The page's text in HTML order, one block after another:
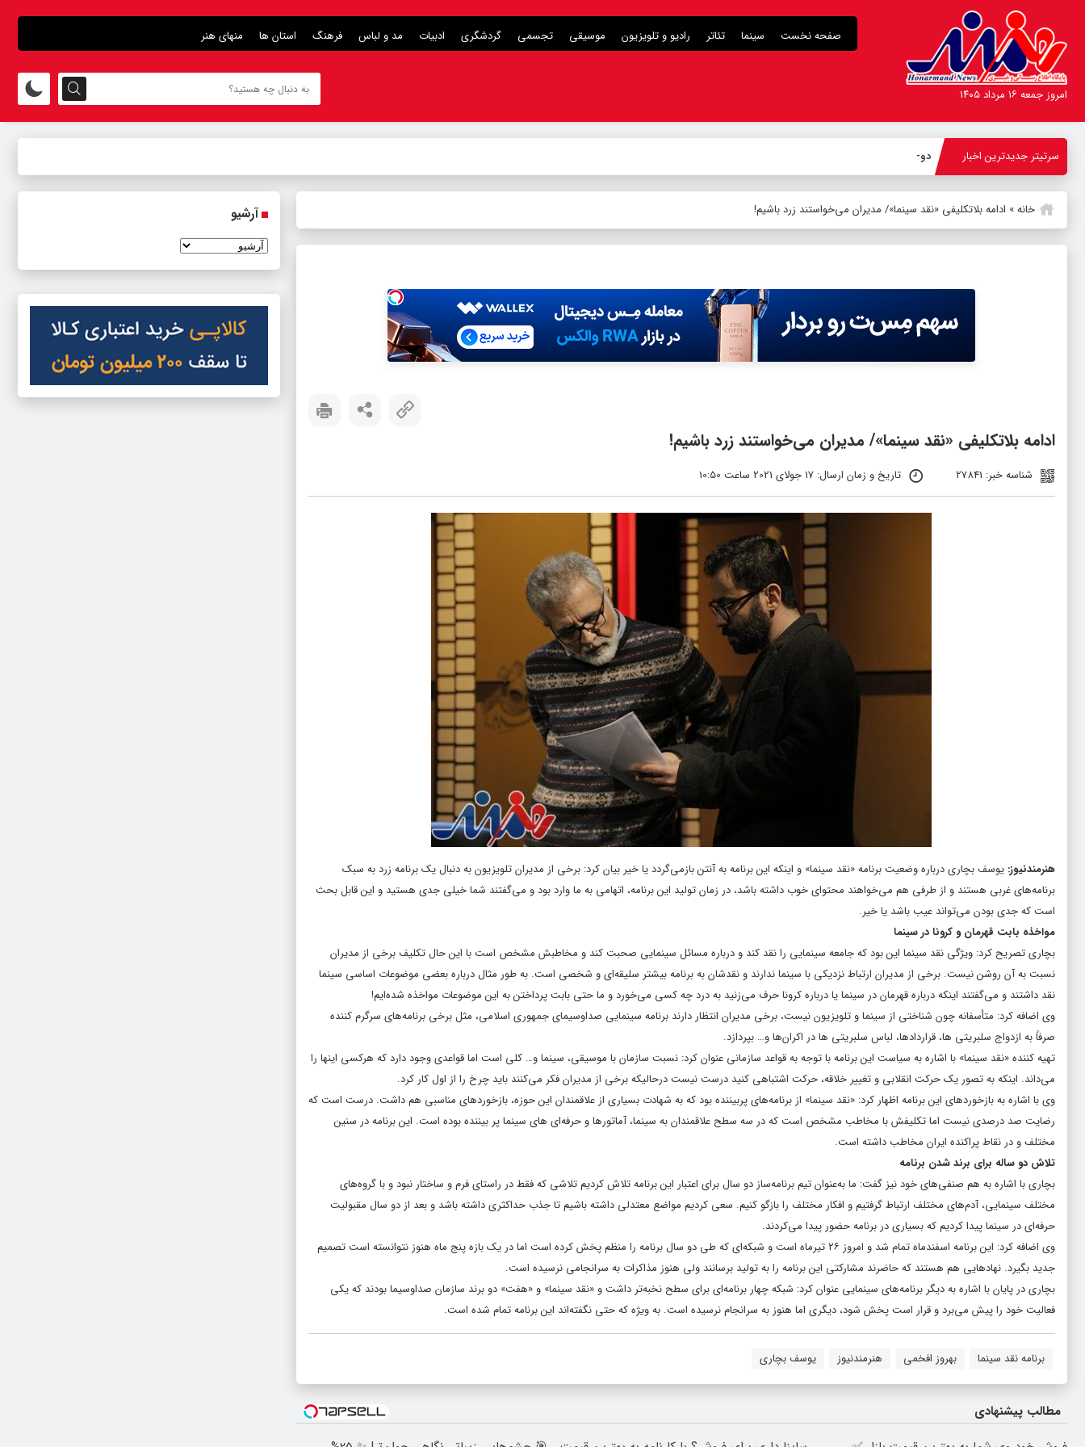
صفحه نخست سینما تئاتر رادیو و تلویزیون موسیقی تجسمی گردشگری ادبیات مد و لباس فرهنگ استان ها منهای هنر
امروز جمعه ۱۶ مرداد ۱۴۰۵
سرتیتر جدیدترین اخبار دور جدید اجراهای
خانه» ادامه بلاتکلیفی «نقد سینما»/ مدیران می‌خواستند زرد باشیم!
ادامه بلاتکلیفی «نقد سینما»/ مدیران می‌خواستند زرد باشیم!
شناسه خبر: 27841 تاریخ و زمان ارسال: 17 جولای 2021 ساعت 10:50
هنرمندنیوز: یوسف بچاری درباره وضعیت برنامه «نقد سینما» و اینکه این برنامه به آنتن بازمی‌گردد یا خیر بیان کرد: برخی از مدیران تلویزیون به دنبال یک برنامه زرد به سبک
برنامه‌های غربی هستند و از طرفی هم می‌خواهند محتوای خوب داشته باشد، در زمان تولید این برنامه، اتهامی به ما وارد بود و می‌گفتند شما خیلی جدی هستید و این قابل بحث
است که جدی بودن می‌تواند عیب باشد یا خیر.
مواخذه بابت قهرمان و کرونا در سینما
بچاری تصریح کرد: ویژگی نقد سینما این بود که جامعه سینمایی را نقد کند و درباره مسائل سینمایی صحبت کند و مخاطبش مشخص است با این حال تکلیف برخی از مدیران
نسبت به آن روشن نیست. برخی از مدیران ارتباط نزدیکی با سینما ندارند و نقدشان به برنامه بیشتر سلیقه‌ای و شخصی است. به طور مثال درباره بعضی موضوعات اساسی سینما
نقد داشتند و می‌گفتند اینکه درباره قهرمان در سینما یا درباره کرونا حرف می‌زنید به درد چه کسی می‌خورد و ما حتی بابت پرداختن به این موضوعات مواخذه شده‌ایم!
وی اضافه کرد: متأسفانه چون شناختی از سینما و تلویزیون نیست، برخی مدیران انتظار دارند برنامه سینمایی صداوسیمای جمهوری اسلامی، مثل برخی برنامه‌های سرگرم کننده
صرفاً به ازدواج سلبریتی ها، قراردادها، لباس سلبریتی ها در اکران‌ها و… بپردازد.
تهیه کننده «نقد سینما» با اشاره به سیاست این برنامه با توجه به قواعد سازمانی عنوان کرد: نسبت سازمان با موسیقی، سینما و… کلی است اما قواعدی وجود دارد که هرکسی اینها را
می‌داند. اینکه به تصور یک حرکت انقلابی و تغییر خلاقه، حرکت اشتباهی کنید درست نیست درحالیکه برخی از مدیران فکر می‌کنند باید چرخ را از اول کار کرد.
وی با اشاره به بازخوردهای این برنامه اظهار کرد: «نقد سینما» از برنامه‌های پربیننده بود که به شهادت بسیاری از علاقمندان این حوزه، بازخوردهای مناسبی هم داشت. درست است که
رضایت صد درصدی نیست اما تکلیفش با مخاطب مشخص است که در سه سطح علاقمندان به سینما، آماتورها و حرفه‌ای های سینما پر بیننده بوده است. این برنامه در سنین
مختلف و در نقاط پراکنده ایران مخاطب داشته است.
تلاش دو ساله برای برند شدن برنامه
بچاری با اشاره به هم صنفی‌های خود نیز گفت: ما به‌عنوان تیم برنامه‌ساز دو سال برای اعتبار این برنامه تلاش کردیم تلاشی که فقط در راستای فرم و ساختار نبود و با گروه‌های
مختلف سینمایی، آدم‌های مختلف ارتباط گرفتیم و افکار مختلف را بازگو کنیم. سعی کردیم مواضع معتدلی داشته باشیم تا جذب حداکثری داشته باشد و بعد از دو سال مقبولیت
حرفه‌ای در سینما پیدا کردیم که بسیاری در برنامه حضور پیدا می‌کردند.
وی اضافه کرد: این برنامه اسفندماه تمام شد و امروز ۲۶ تیرماه است و شبکه‌ای که طی دو سال برنامه را منظم پخش کرده است اما در یک بازه پنج ماه هنوز نتوانسته است تصمیم
جدید بگیرد. نهادهایی هم هستند که حاضرند مشارکتی این برنامه را به تولید برسانند ولی هنوز مذاکرات به سرانجامی نرسیده است.
بچاری در پایان با اشاره به دیگر برنامه‌های سینمایی عنوان کرد: شبکه چهار برنامه‌ای برای سطح نخبه‌تر داشت و «نقد سینما» و «هفت» دو برند سازمان صداوسیما بودند که یکی
فعالیت خود را پیش می‌برد و قرار است پخش شود، دیگری اما هنوز به سرانجام نرسیده است. به ویژه که حتی نگفته‌اند این برنامه تمام شده است.
برنامه نقد سینما بهروز افخمی هنرمندنیوز یوسف بچاری
مطالب پیشنهادی
آرشیو